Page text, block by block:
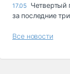
17.05 Четвертый
за последние
Все новости